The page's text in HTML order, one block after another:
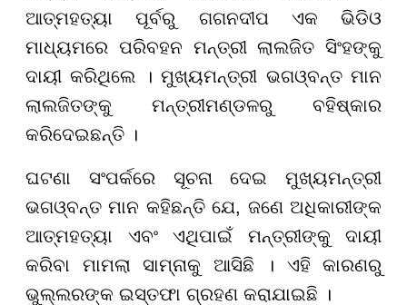
ଆତ୍ମହତ୍ୟା ପୂର୍ବରୁ ଗଗନଦୀପ ଏକ ଭିଡିଓ
ମାଧ୍ୟମରେ ପରିବହନ ମନ୍ତ୍ରୀ ଲାଲଜିତ ସିଂହଙ୍କୁ
ଦାୟୀ କରିଥିଲେ । ମୁଖ୍ୟମନ୍ତ୍ରୀ ଭଗଓ୍ବନ୍ତ ମାନ
ଲାଲଜିତଙ୍କୁ ମନ୍ତ୍ରୀମଣ୍ଡଳରୁ ବହିଷ୍କାର
କରିଦେଇଛନ୍ତି ।
ଘଟଣା ସଂପର୍କରେ ସୂଚନା ଦେଇ ମୁଖ୍ୟମନ୍ତ୍ରୀ
ଭଗଓ୍ବନ୍ତ ମାନ କହିଛନ୍ତି ଯେ, ଜଣେ ଅଧିକାରୀଙ୍କ
ଆତ୍ମହତ୍ୟା ଏବଂ ଏଥିପାଇଁ ମନ୍ତ୍ରୀଙ୍କୁ ଦାୟୀ
କରିବା ମାମଲା ସାମ୍ନାକୁ ଆସିଛି । ଏହି କାରଣରୁ
ଭୁଲ୍ଲରଙ୍କ ଇସ୍ତଫା ଗ୍ରହଣ କରାଯାଇଛି ।